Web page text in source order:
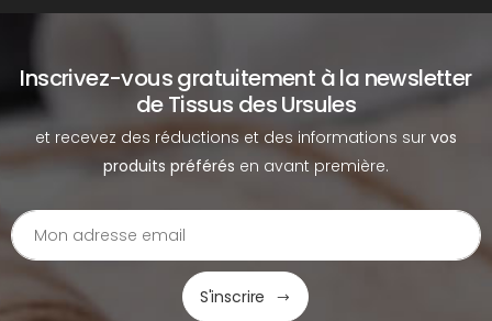
Inscrivez-vous gratuitement à la newsletter
de Tissus des Ursules
et recevez des réductions et des informations sur vos
produits préférés en avant première.
S'inscrire